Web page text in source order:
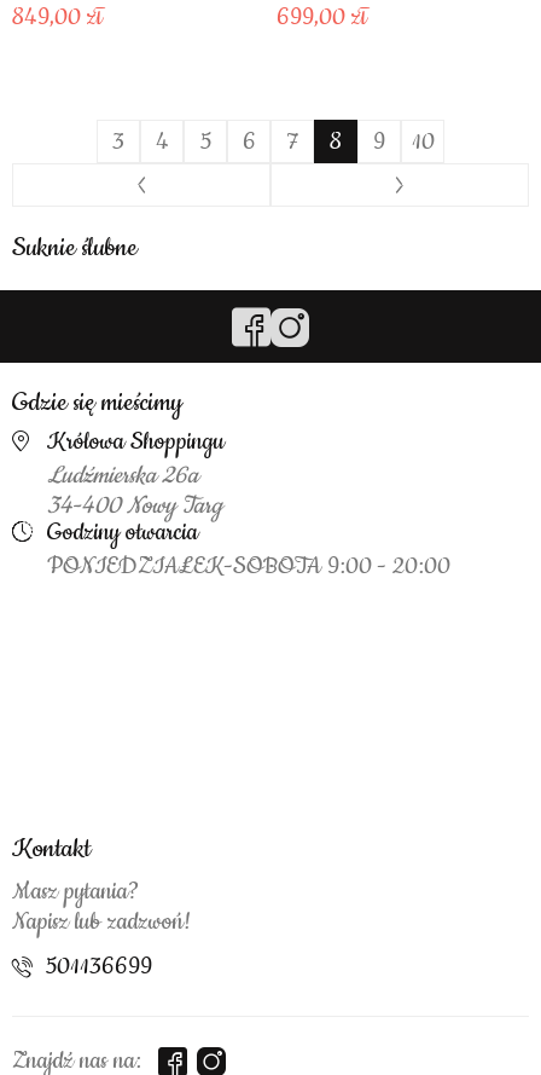
Suknie ślubne
849,00
699,00
3 4 5 6 7 8 9 10
Gdzie się mieścimy
Królowa Shoppingu
Ludźmierska 26a
34-400 Nowy Targ
Godziny otwarcia
PONIEDZIAŁEK-SOBOTA 9:00 - 20:00
Kontakt
Masz pytania?
Napisz lub zadzwoń!
501136699
Znajdź nas na: